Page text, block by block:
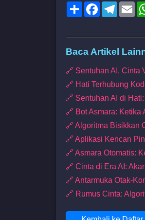
ShareFacebook
Baca Artikel
🔗 Sentuhan AI, Cinta
🔗 Hati Terhubung
🔗 Sentuhan AI di
🔗 Bot Asmara: Ketika
🔗 Algoritma Bisikkan
🔗 Aplikasi Kencan
🔗 Asmara Otomatis:
🔗 Cinta di Era AI:
🔗 Antarmuka Otak-
🔗 Rumus Cinta: